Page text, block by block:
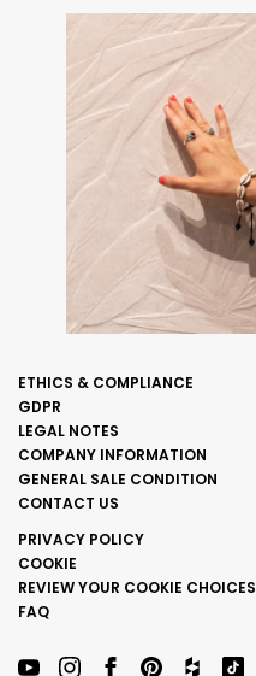
ETHICS & COMPLIANCE
GDPR
LEGAL NOTES
COMPANY INFORMATION
GENERAL SALE CONDITION
CONTACT US
PRIVACY POLICY
COOKIE
REVIEW YOUR COOKIE CHOICES
FAQ